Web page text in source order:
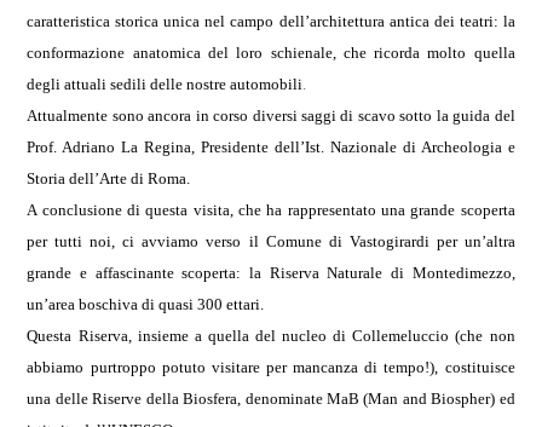
caratteristica storica unica nel campo dell’architettura antica dei teatri: la
conformazione anatomica del loro schienale, che ricorda molto quella
degli attuali sedili delle nostre automobili.
Attualmente sono ancora in corso diversi saggi di scavo sotto la guida del
Prof. Adriano La Regina, Presidente dell’Ist. Nazionale di Archeologia e
Storia dell’Arte di Roma.
A conclusione di questa visita, che ha rappresentato una grande scoperta
per tutti noi, ci avviamo verso il Comune di Vastogirardi per un’altra
grande e affascinante scoperta: la Riserva Naturale di Montedimezzo,
un’area boschiva di quasi 300 ettari.
Questa Riserva, insieme a quella del nucleo di Collemeluccio (che non
abbiamo purtroppo potuto visitare per mancanza di tempo!), costituisce
una delle Riserve della Biosfera, denominate MaB (Man and Biospher) ed